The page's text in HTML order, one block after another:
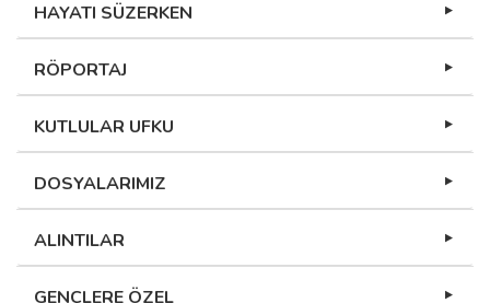
HAYATI SÜZERKEN
RÖPORTAJ
KUTLULAR UFKU
DOSYALARIMIZ
ALINTILAR
GENÇLERE ÖZEL